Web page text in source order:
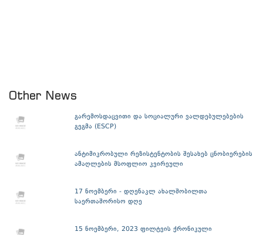
Other News
გარემოსდაცვითი და სოციალური ვალდებულებების
გეგმა (ESCP)
ანტიმიკრობული რეზისტენტობის შესახებ ცნობიერების
ამაღლების მსოფლიო კვირეული
17 ნოემბერი - დღენაკლ ახალშობილთა
საერთაშორისო დღე
15 ნოემბერი, 2023 ფილტვის ქრონიკული